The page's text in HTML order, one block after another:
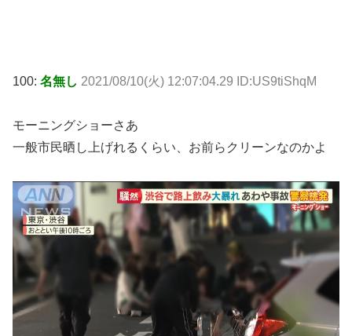
100: 名無し 2021/08/10(火) 12:07:04.29 ID:US9tiShqM
モーニングショーさあ
一般市民晒し上げれるくらい、お前らクリーンなのかよ